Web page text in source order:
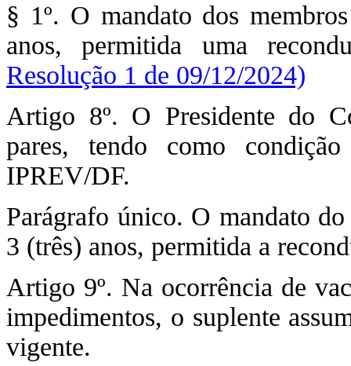
§ 1º. O mandato dos
anos, permitida uma
Resolução 1 de 09/12/2024)
Artigo 8º. O Presidente do
pares, tendo como
IPREV/DF.
Parágrafo único. O mandato
3 (três) anos, permitida a
Artigo 9º. Na ocorrência de
impedimentos, o suplente
vigente.